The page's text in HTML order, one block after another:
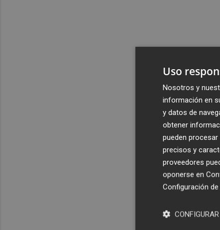
Uso
Nosotros y
información en
y datos de
obtener
pueden
precisos y
proveedores
oponerse en
Configuración
CONFIGURAR